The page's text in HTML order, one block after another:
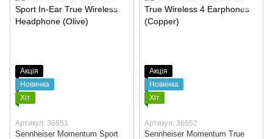
Акція
Новинка
Хіт
Артикул: 36651
Sennheiser Momentum Sport
Акція
Новинка
Хіт
Артикул: 36652
Sennheiser Momentum True